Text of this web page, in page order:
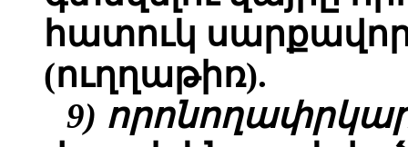
հատուկ
(ուղղաթիռ).
9)